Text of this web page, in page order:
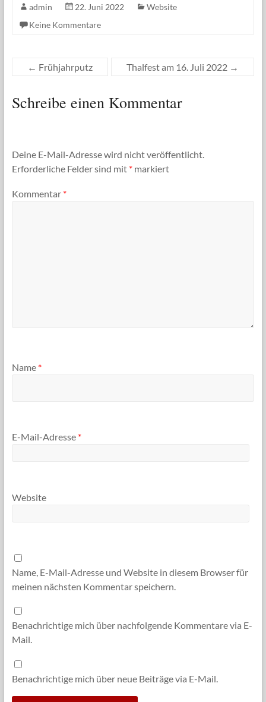
admin 22. Juni 2022
Website
Keine Kommentare
← Frühjahrputz Thalfest am 16. Juli 2022 →
Schreibe einen Kommentar
Deine E-Mail-Adresse wird nicht veröffentlicht.
Erforderliche Felder sind mit *markiert
Kommentar *
Name *
E-Mail-Adresse *
Website
Name, E-Mail-Adresse und Website in diesem Browser für
meinen nächsten Kommentar speichern.
Benachrichtige mich über nachfolgende Kommentare via E-
Mail.
Benachrichtige mich über neue Beiträge via E-Mail.